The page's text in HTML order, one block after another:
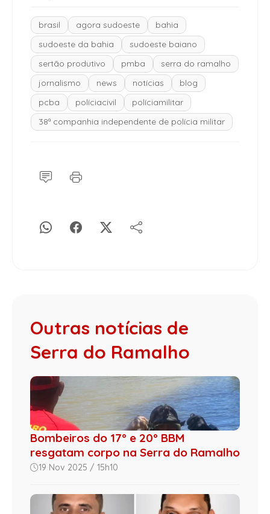
brasil agora sudoeste
bahia
sudoeste da bahia
sudoeste baiano
sertão produtivo
pmba
serra do ramalho
jornalismo
news notícias
blog
pcba
políciacivil
políciamilitar
38ª companhia independente de polícia militar
Outras notícias de
Serra do Ramalho
Bombeiros do 17º e 20º BBM
resgatam corpo na Serra do Ramalho
19 Nov 2025 / 15h10